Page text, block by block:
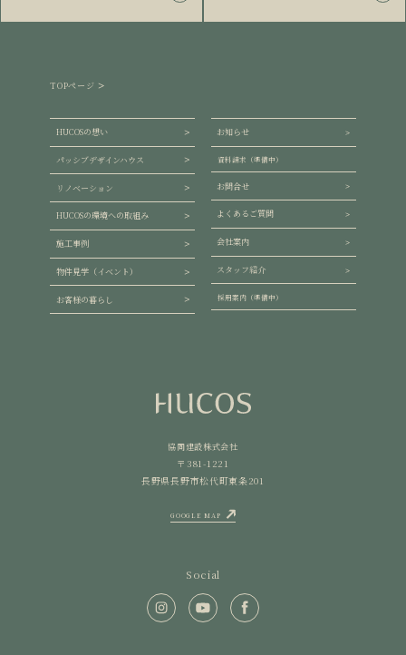
協同建設株式会社
〒381-1221
長野県長野市松代町東条201
GOOGLE MAP
Social
TOPページ
HUCOSの想い
パッシブデザインハウス
リノベーション
HUCOSの環境への取組み
施工事例
物件見学（イベント）
お客様の暮らし
お知らせ
資料請求（準備中）
お問合せ
よくあるご質問
会社案内
スタッフ紹介
採用案内（準備中）